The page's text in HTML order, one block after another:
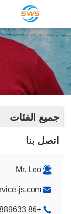
جميع الفئات
اتصل بنا
Mr. Leo
js.com
+86 18015889633